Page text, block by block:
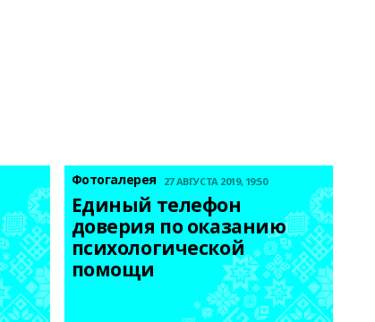
Фотогалерея 27 АВГУСТА 2019, 19:50
Единый телефон
доверия по оказанию
психологической
помощи